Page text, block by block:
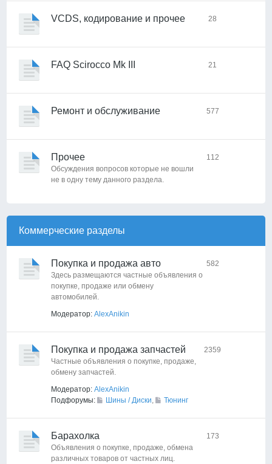
VCDS, кодирование и прочее 28
FAQ Scirocco Mk III 21
Ремонт и обслуживание 577
Прочее
Обсуждения вопросов которые не вошли
не в одну тему данного раздела.
112
Коммерческие разделы
Покупка и продажа авто
Здесь размещаются частные объявления о
покупке, продаже или обмену
автомобилей.
Модератор: AlexAnikin
582
Покупка и продажа запчастей
Частные объявления о покупке, продаже,
обмену запчастей.
Модератор: AlexAnikin
Подфорумы:
Шины / Диски, Тюнинг
2359
Барахолка
Объявления о покупке, продаже, обмена
различных товаров от частных лиц.
173